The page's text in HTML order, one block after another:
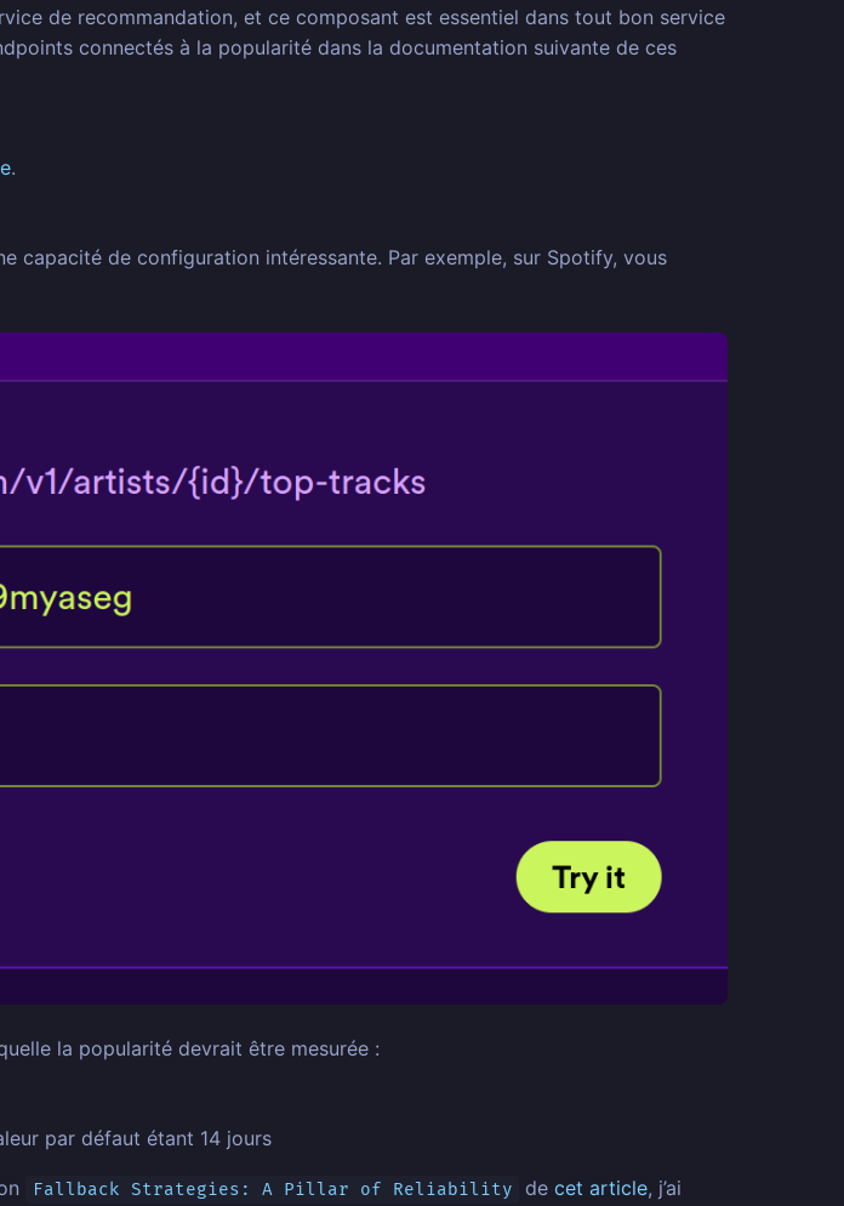
de recommandation, et ce composant est essentiel dans tout bon service
connectés à la popularité dans la documentation suivante de ces
.
capacité de configuration intéressante. Par exemple, sur Spotify, vous
la popularité devrait être mesurée :
par défaut étant 14 jours
Fallback Strategies: A Pillar of Reliability decet article, j’ai